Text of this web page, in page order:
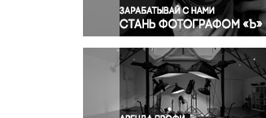
Происшествия и конфликты
Религия
Светская жизнь
Спорт
Экология
Экономика и бизнес